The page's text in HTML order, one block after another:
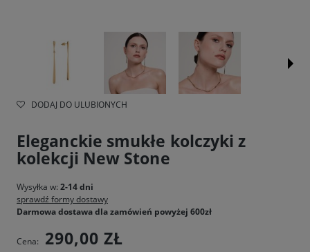
DODAJ DO ULUBIONYCH
Eleganckie smukłe kolczyki z
kolekcji New Stone
Wysyłka w: 2-14 dni
sprawdź formy dostawy
Darmowa dostawa dla zamówień powyżej 600zł
Cena: 290,00 ZŁ